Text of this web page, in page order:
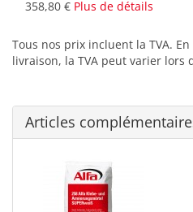
358,80 € Plus de détails
Tous nos prix incluent la TVA.
livraison, la TVA peut varier lors
Articles